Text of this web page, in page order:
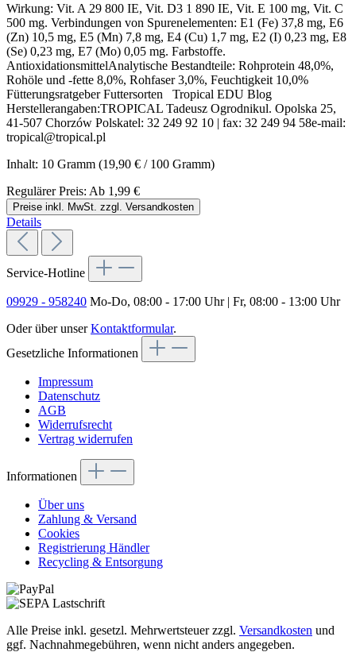
Wirkung: Vit. A 29 800 IE, Vit. D3 1 890 IE, Vit. E 100 mg, Vit. C
500 mg. Verbindungen von Spurenelementen: E1 (Fe) 37,8 mg, E6
(Zn) 10,5 mg, E5 (Mn) 7,8 mg, E4 (Cu) 1,7 mg, E2 (I) 0,23 mg, E8
(Se) 0,23 mg, E7 (Mo) 0,05 mg. Farbstoffe.
AntioxidationsmittelAnalytische Bestandteile: Rohprotein 48,0%,
Rohöle und -fette 8,0%, Rohfaser 3,0%, Feuchtigkeit 10,0%
Fütterungsratgeber Futtersorten Tropical EDU Blog
Herstellerangaben:TROPICAL Tadeusz Ogrodnikul. Opolska 25,
41-507 Chorzów Polskatel: 32 249 92 10 | fax: 32 249 94 58e-mail:
tropical@tropical.pl
Inhalt: 10 Gramm (19,90 € / 100 Gramm)
Regulärer Preis: Ab 1,99 €
Preise inkl. MwSt. zzgl. Versandkosten
Details
Service-Hotline
09929 - 958240 Mo-Do, 08:00 - 17:00 Uhr | Fr, 08:00 - 13:00 Uhr
Oder über unserKontaktformular.
Gesetzliche Informationen
Impressum
Datenschutz
AGB
Widerrufsrecht
Vertrag widerrufen
Informationen
Über uns
Zahlung & Versand
Cookies
Registrierung Händler
Recycling & Entsorgung
Alle Preise inkl. gesetzl. Mehrwertsteuer zzgl. Versandkosten und
ggf. Nachnahmegebühren, wenn nicht anders angegeben.